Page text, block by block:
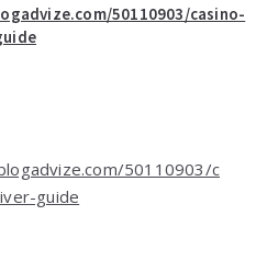
50110903/casino-
50110903/c
guide